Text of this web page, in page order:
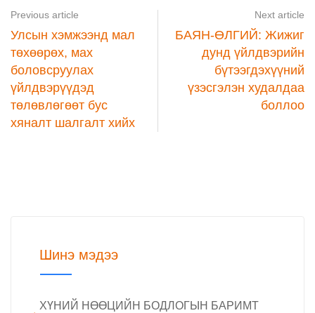
Previous article
Улсын хэмжээнд мал
төхөөрөх, мах
боловсруулах
үйлдвэрүүдэд
төлөвлөгөөт бус
хяналт шалгалт хийх
Next article
БАЯН-ӨЛГИЙ: Жижиг
дунд үйлдвэрийн
бүтээгдэхүүний
үзэсгэлэн худалдаа
боллоо
Шинэ мэдээ
ХҮНИЙ НӨӨЦИЙН БОДЛОГЫН БАРИМТ